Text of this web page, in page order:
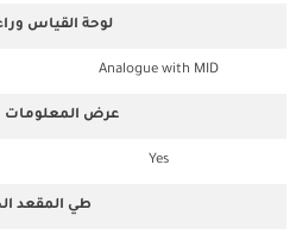
لوحة القياس
Analogue with MID
عرض المعلومات
Yes
طي المقعد